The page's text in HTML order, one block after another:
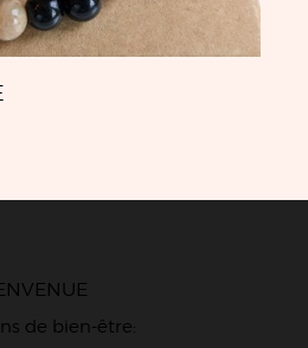
de bien-être: